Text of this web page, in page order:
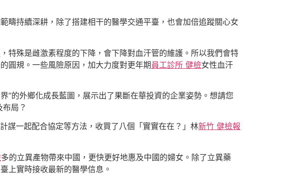
疇持續深耕，除了搭建相干的醫學交通平臺，也會加倍追蹤關心女
特殊是雌激素程度的下降，會下降對血汗管的維護。所以我們會特
圓規。一些風險原因，加大力度對更年期員工診所 健檢女性血汗
”的外鄉化成長藍圖，展示出了果斷在華投資的企業姿勢。想請您
局？
謀一起配合協定等方法，收買了八個「實實在在？」林新竹 健檢報
多的立異產物帶來中國，更快更好地惠及中國的婦女。除了立異藥
上實時接收最新的醫學信息。